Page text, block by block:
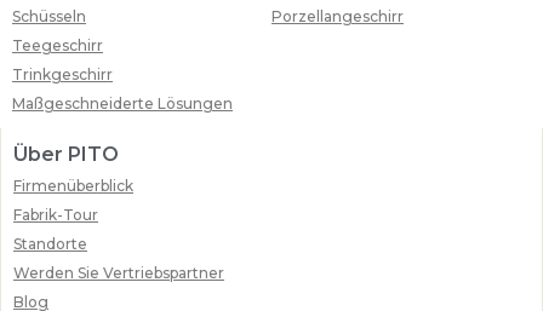
Schüsseln
Teegeschirr
Trinkgeschirr
Maßgeschneiderte Lösungen
Porzellangeschirr
Über PITO
Firmenüberblick
Fabrik-Tour
Standorte
Werden Sie Vertriebspartner
Blog